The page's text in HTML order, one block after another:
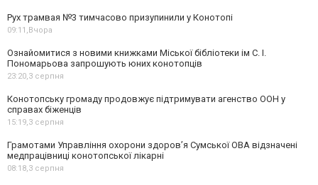
Рух трамвая №3 тимчасово призупинили у Конотопі
09:11,Вчора
Ознайомитися з новими книжками Міської бібліотеки ім С. І.
Пономарьова запрошують юних конотопців
23:20,3 серпня
Конотопську громаду продовжує підтримувати агенство ООН у
справах біженців
15:19,3 серпня
Грамотами Управління охорони здоров’я Сумської ОВА відзначені
медпрацівниці конотопської лікарні
08:18,3 серпня